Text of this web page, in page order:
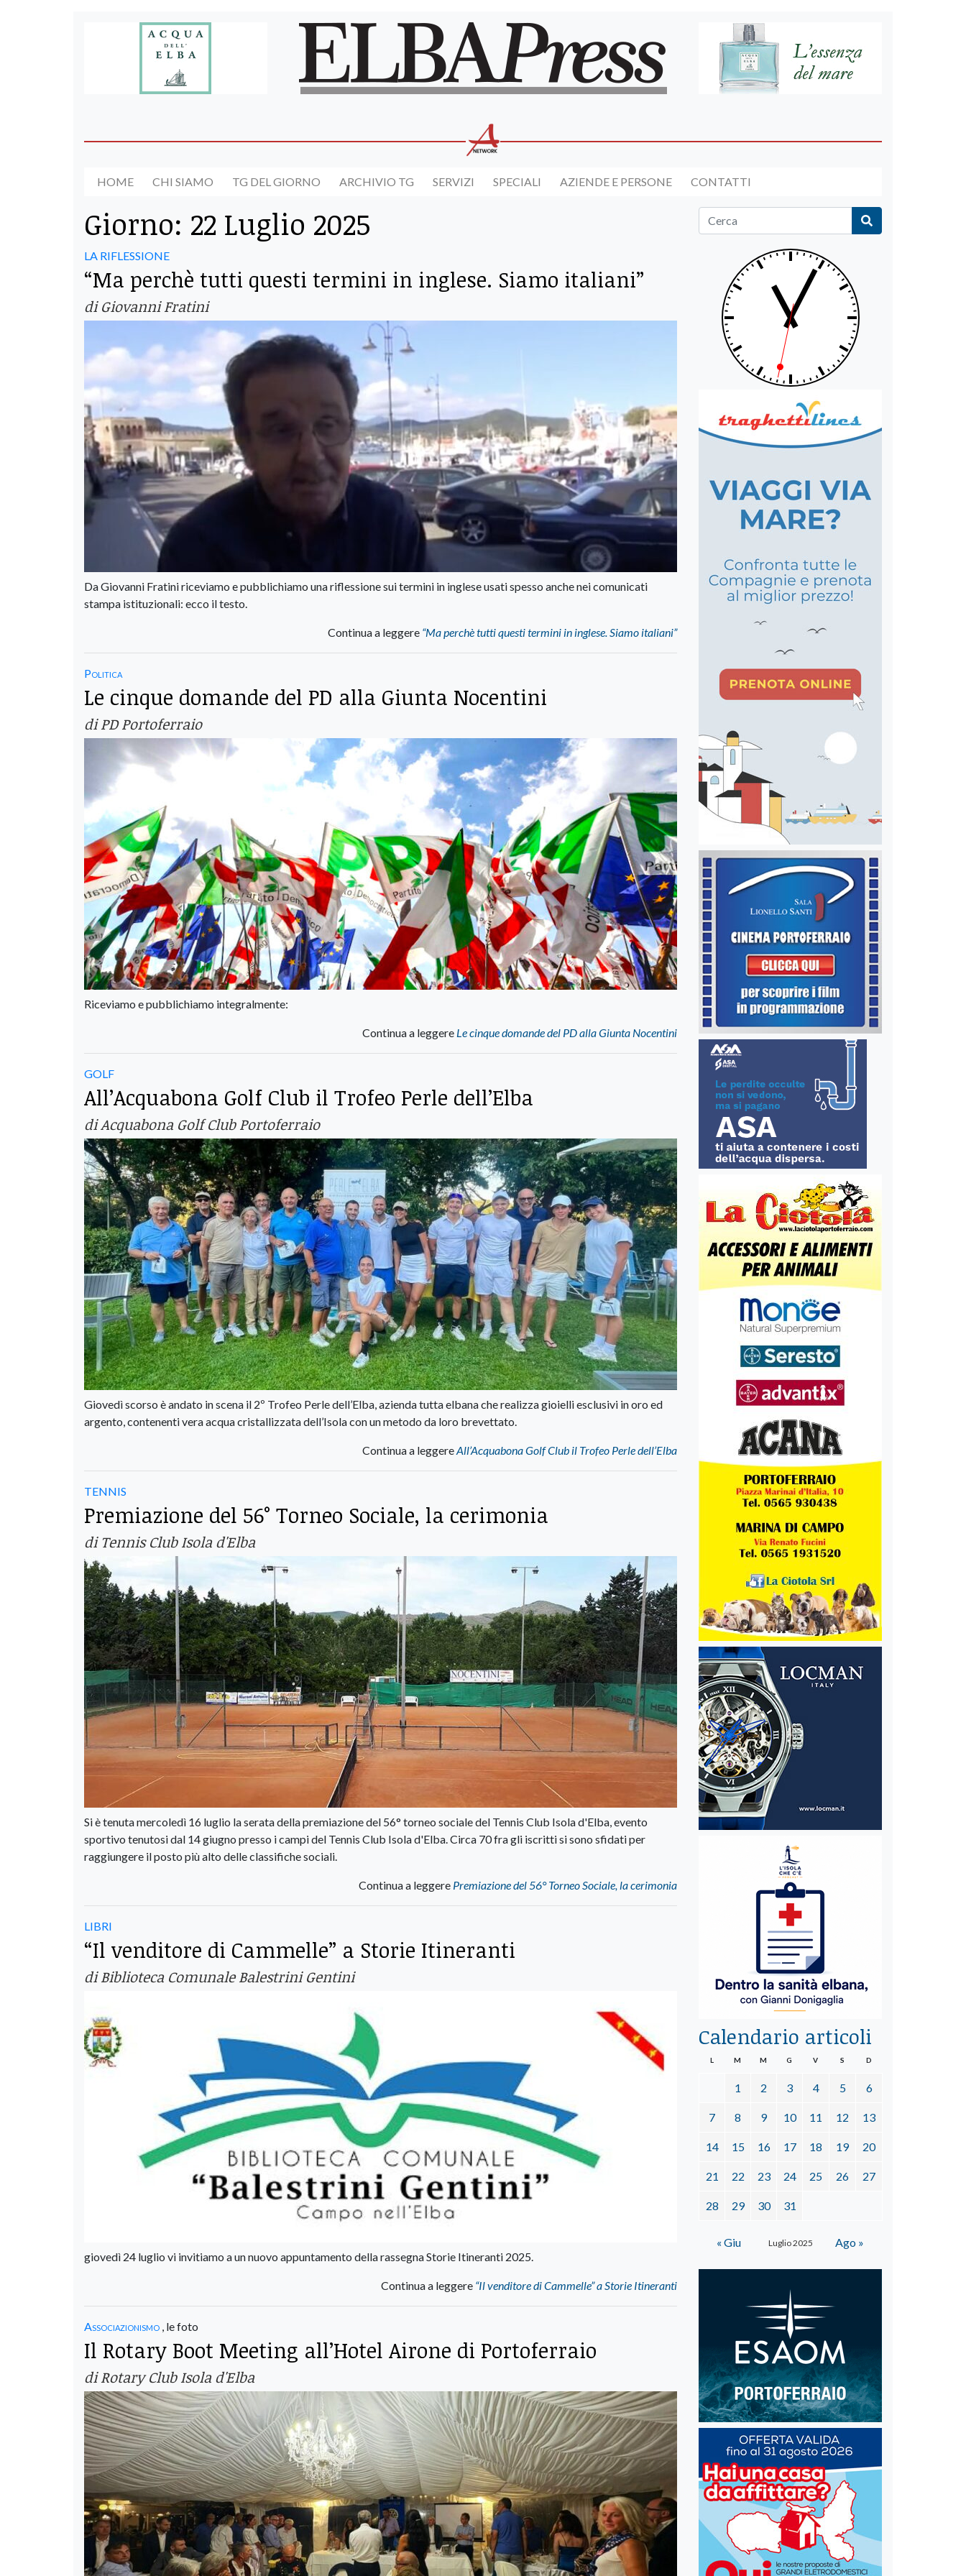
HOME CHI SIAMO TG DEL GIORNO ARCHIVIO TG SERVIZI SPECIALI AZIENDE E PERSONE CONTATTI
Giorno: 22 Luglio 2025
LA RIFLESSIONE
“Ma perchè tutti questi termini in inglese. Siamo italiani”
di Giovanni Fratini
Da Giovanni Fratini riceviamo e pubblichiamo una riflessione sui termini in inglese usati spesso anche nei comunicati
stampa istituzionali: ecco il testo.
Continua a leggere “Ma perchè tutti questi termini in inglese. Siamo italiani”
Politica
Le cinque domande del PD alla Giunta Nocentini
di PD Portoferraio
Riceviamo e pubblichiamo integralmente:
Continua a leggere Le cinque domande del PD alla Giunta Nocentini
GOLF
All’Acquabona Golf Club il Trofeo Perle dell’Elba
di Acquabona Golf Club Portoferraio
Giovedì scorso è andato in scena il 2º Trofeo Perle dell’Elba, azienda tutta elbana che realizza gioielli esclusivi in oro ed
argento, contenenti vera acqua cristallizzata dell’Isola con un metodo da loro brevettato.
Continua a leggereAll’Acquabona Golf Club il Trofeo Perle dell’Elba
TENNIS
Premiazione del 56° Torneo Sociale, la cerimonia
di Tennis Club Isola d'Elba
Si è tenuta mercoledì 16 luglio la serata della premiazione del 56° torneo sociale del Tennis Club Isola d'Elba, evento
sportivo tenutosi dal 14 giugno presso i campi del Tennis Club Isola d'Elba. Circa 70 fra gli iscritti si sono sfidati per
raggiungere il posto più alto delle classifiche sociali.
Continua a leggere Premiazione del 56° Torneo Sociale, la cerimonia
LIBRI
“Il venditore di Cammelle” a Storie Itineranti
di Biblioteca Comunale Balestrini Gentini
giovedì 24 luglio vi invitiamo a un nuovo appuntamento della rassegna Storie Itineranti 2025.
Continua a leggere “Il venditore di Cammelle” a Storie Itineranti
Associazionismo , le foto
Il Rotary Boot Meeting all’Hotel Airone di Portoferraio
di Rotary Club Isola d'Elba
Calendario articoli
Luglio 2025
L M M G V S D
1 2 3 4 5 6
7 8 9 10 11 12 13
14 15 16 17 18 19 20
21 22 23 24 25 26 27
28 29 30 31
« Giu Ago »